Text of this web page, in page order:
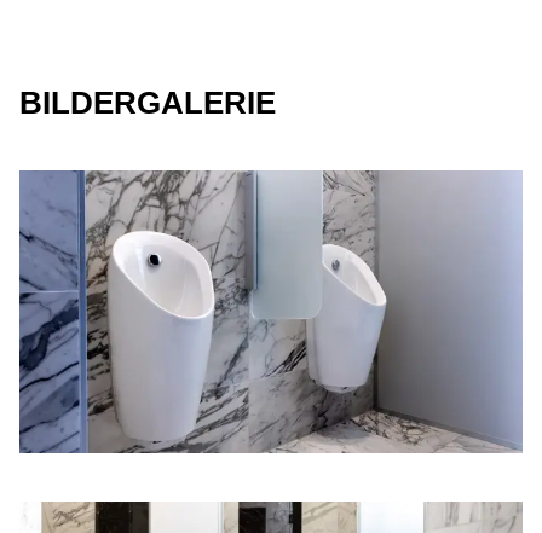
BILDERGALERIE